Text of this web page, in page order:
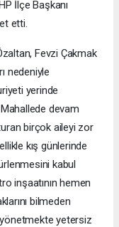
İlçe Başkanı
etti.
Fevzi Çakmak
nedeniyle
yerinde
devam
birçok aileyi zor
kış günlerinde
kabul
inşaatının hemen
bilmeden
yetersiz